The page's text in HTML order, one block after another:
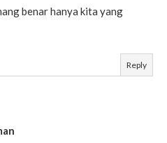
benar hanya kita yang
Reply